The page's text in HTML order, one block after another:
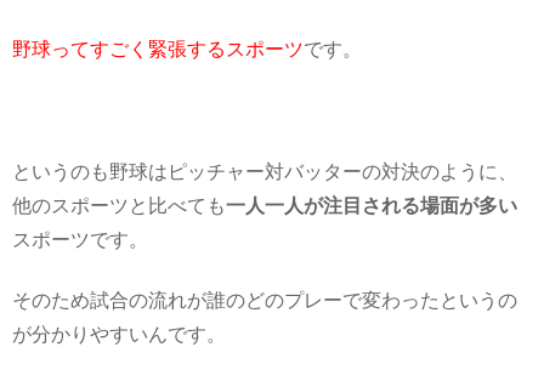
野球ってすごく緊張するスポーツです。
というのも野球はピッチャー対バッターの対決のように、
他のスポーツと比べても一人一人が注目される場面が多い
スポーツです。
そのため試合の流れが誰のどのプレーで変わったというの
が分かりやすいんです。